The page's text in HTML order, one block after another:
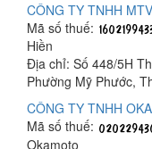
CÔNG TY TNHH
Mã số thuế:
Hiền
Địa chỉ: Số 448/5H
Phường Mỹ Phước,
CÔNG TY TNHH
Mã số thuế:
Okamoto